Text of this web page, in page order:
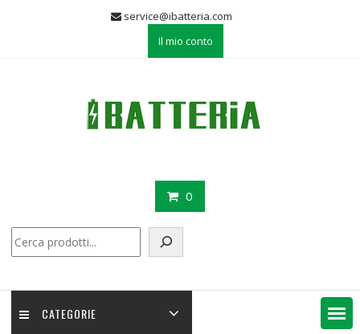
service@ibatteria.com
Il mio conto
0
CATEGORIE